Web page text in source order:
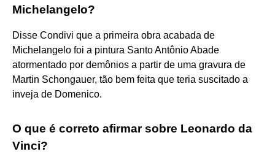
Michelangelo?
Disse Condivi que a primeira obra acabada de
Michelangelo foi a pintura Santo Antônio Abade
atormentado por demônios a partir de uma gravura de
Martin Schongauer, tão bem feita que teria suscitado a
inveja de Domenico.
O que é correto afirmar sobre Leonardo da
Vinci?